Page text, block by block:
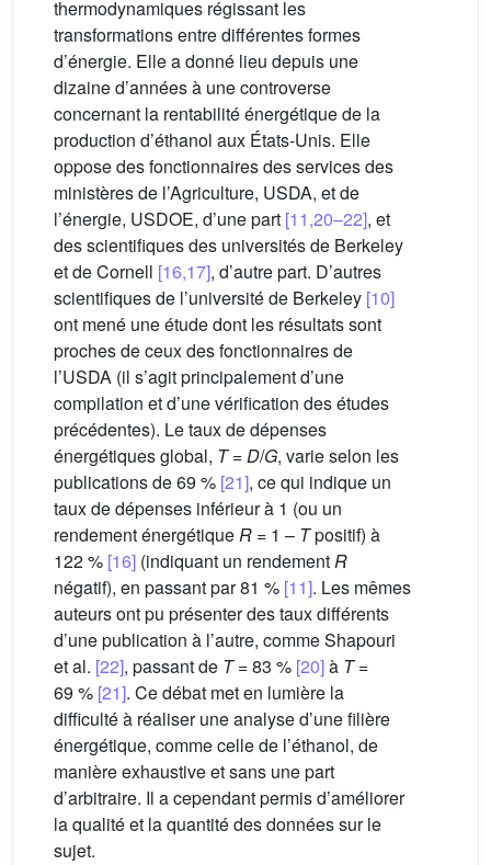
thermodynamiques régissant les
transformations entre différentes formes
d’énergie. Elle a donné lieu depuis une
dizaine d’années à une controverse
concernant la rentabilité énergétique de la
production d’éthanol aux États-Unis. Elle
oppose des fonctionnaires des services des
ministères de l’Agriculture, USDA, et de
l’énergie, USDOE, d’une part [11,20–22], et
des scientifiques des universités de Berkeley
et de Cornell [16,17], d’autre part. D’autres
scientifiques de l’université de Berkeley [10]
ont mené une étude dont les résultats sont
proches de ceux des fonctionnaires de
l’USDA (il s’agit principalement d’une
compilation et d’une vérification des études
précédentes). Le taux de dépenses
énergétiques global, T=D/G, varie selon les
publications de 69 % [21], ce qui indique un
taux de dépenses inférieur à 1 (ou un
rendement énergétiqueR = 1 – Tpositif) à
122 % [16] (indiquant un rendementR
négatif), en passant par 81 % [11]. Les mêmes
auteurs ont pu présenter des taux différents
d’une publication à l’autre, comme Shapouri
et al. [22], passant de T= 83 % [20]à T=
69 % [21]. Ce débat met en lumière la
difficulté à réaliser une analyse d’une filière
énergétique, comme celle de l’éthanol, de
manière exhaustive et sans une part
d’arbitraire. Il a cependant permis d’améliorer
la qualité et la quantité des données sur le
sujet.